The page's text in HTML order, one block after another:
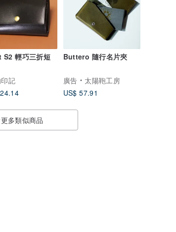
S2 輕巧三折短
記
Buttero 隨行名片夾
廣告
太陽鞄工房
US$ 57.91
多類似商品